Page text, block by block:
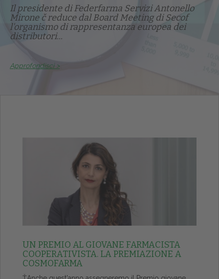
Il presidente di Federfarma Servizi Antonello
Mirone č reduce dal Board Meeting di Secof
l'organismo di rappresentanza europea dei
distributori...
Approfondisci >
UN PREMIO AL GIOVANE FARMACISTA
COOPERATIVISTA. LA PREMIAZIONE A
COSMOFARMA